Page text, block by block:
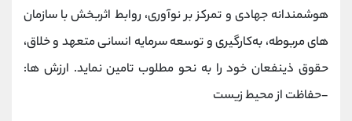
هوشمندانه جهادی و تمرکز بر نوآوری، روابط اثربخش با سازمان
های مربوطه، به‌کارگیری و توسعه سرمایه انسانی متعهد و خلاق،
حقوق ذینفعان خود را به نحو مطلوب تامین نماید. ارزش ها:
-حفاظت از محیط زیست